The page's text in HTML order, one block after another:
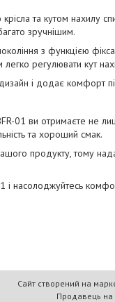
та кутом нахилу
зручнішим.
з функцією
регулювати кут
і додає комфорт
01 ви отримаєте не
та хороший смак.
продукту, тому
і насолоджуйтесь
Сайт створений на
Продавець на